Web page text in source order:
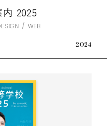
2025
WEB
2024